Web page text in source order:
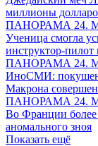
миллионы
ПАНОРАМА 24.
Ученица смогла
инструктор-пилот
ПАНОРАМА 24.
ИноСМИ:
Макрона
ПАНОРАМА 24.
Во Франции более
аномального зноя
Показать ещё